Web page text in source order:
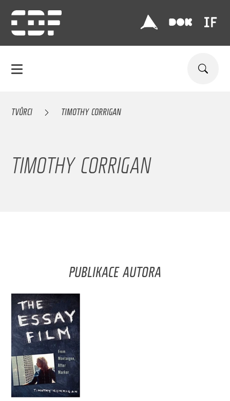
TVŮRCI TIMOTHY CORRIGAN
TIMOTHY CORRIGAN
PUBLIKACE AUTORA